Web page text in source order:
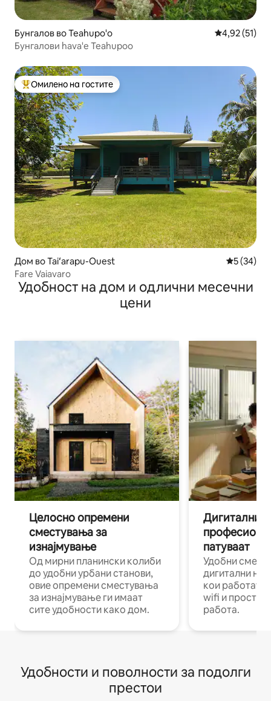
Бунгалов во Teahupo'o Просечна
4,92 (51)
Бунгалови hava'e Teahupoo
Меѓу најуспешните „Омилени на гостите“
Омилено на гостите
Дом во Taiʻarapu-Ouest Просечна
5 (34)
Fare Vaiavaro
Удобност на дом и одлични месечни
цени
Целосно опремени
сместувања за
изнајмување
Од мирни планински колиби
до удобни урбани станови,
овие опремени сместувања
за изнајмување ги имаат
сите удобности како дом.
Дигитални
патуваат
Удобни
дигитални
кои работат
wifi и
работа.
Удобности и поволности за подолги
престои